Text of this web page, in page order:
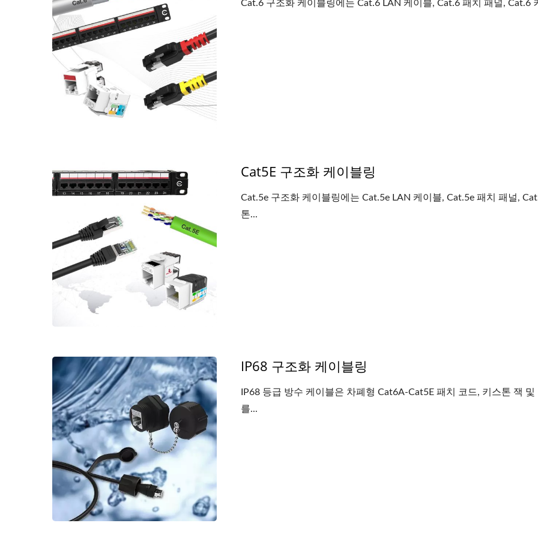
Cat.6 구조화 케이블링에는 Cat.6 LAN 케이블, Cat.6 패치 패널, Cat.6
Cat5E 구조화 케이블링
Cat.5e 구조화 케이블링에는 Cat.5e LAN 케이블, Cat.5e 패치 패널,
톤...
IP68 구조화 ​​케이블링
IP68 등급 방수 케이블은 차폐형 Cat6A-Cat5E 패치 코드, 키스톤 잭 및
를...